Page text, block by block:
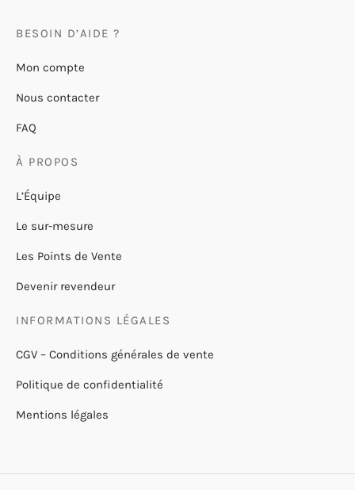
BESOIN D’AIDE ?
Mon compte
Nous contacter
FAQ
À PROPOS
L’Équipe
Le sur-mesure
Les Points de Vente
Devenir revendeur
INFORMATIONS LÉGALES
CGV – Conditions générales de vente
Politique de confidentialité
Mentions légales